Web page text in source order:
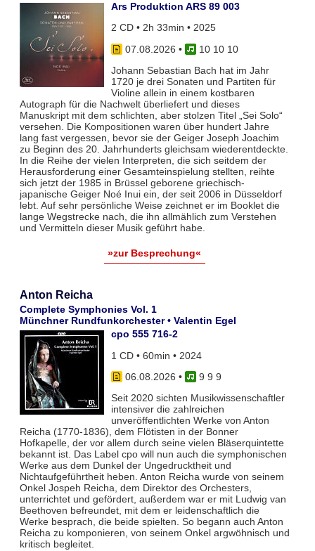
Ars Produktion ARS 89 003
2 CD • 2h 33min • 2025
07.08.2026 •
10 10 10
Johann Sebastian Bach hat im Jahr
1720 je drei Sonaten und Partiten für
Violine allein in einem kostbaren
Autograph für die Nachwelt überliefert und dieses
Manuskript mit dem schlichten, aber stolzen Titel „Sei Solo“
versehen. Die Kompositionen waren über hundert Jahre
lang fast vergessen, bevor sie der Geiger Joseph Joachim
zu Beginn des 20. Jahrhunderts gleichsam wiederentdeckte.
In die Reihe der vielen Interpreten, die sich seitdem der
Herausforderung einer Gesamteinspielung stellten, reihte
sich jetzt der 1985 in Brüssel geborene griechisch-
japanische Geiger Noé Inui ein, der seit 2006 in Düsseldorf
lebt. Auf sehr persönliche Weise zeichnet er im Booklet die
lange Wegstrecke nach, die ihn allmählich zum Verstehen
und Vermitteln dieser Musik geführt habe.
»zur Besprechung«
Anton Reicha
Complete Symphonies Vol. 1
Münchner Rundfunkorchester • Valentin Egel
cpo 555 716-2
1 CD • 60min • 2024
06.08.2026 •
9 9 9
Seit 2020 sichten Musikwissenschaftler
intensiver die zahlreichen
unveröffentlichten Werke von Anton
Reicha (1770-1836), dem Flötisten in der Bonner
Hofkapelle, der vor allem durch seine vielen Bläserquintette
bekannt ist. Das Label cpo will nun auch die symphonischen
Werke aus dem Dunkel der Ungedrucktheit und
Nichtaufgeführtheit heben. Anton Reicha wurde von seinem
Onkel Jospeh Reicha, dem Direktor des Orchesters,
unterrichtet und gefördert, außerdem war er mit Ludwig van
Beethoven befreundet, mit dem er leidenschaftlich die
Werke besprach, die beide spielten. So begann auch Anton
Reicha zu komponieren, von seinem Onkel argwöhnisch und
kritisch begleitet.